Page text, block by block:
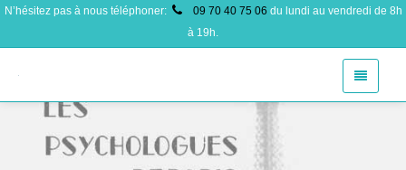
N’hésitez pas à nous téléphoner: 09 70 40 75 06 du lundi au vendredi de 8h
à 19h.